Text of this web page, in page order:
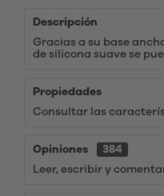
Descripción
Gracias a su base
de silicona suave se
Propiedades
Consultar las
Opiniones
384
Leer, escribir y